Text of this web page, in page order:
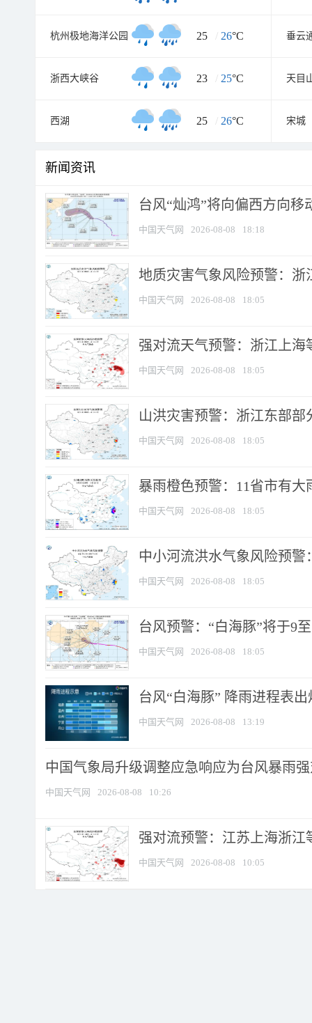
杭州极地海洋公园 25 / 26°C 垂云
浙西大峡谷 23 / 25°C 天目
西湖 25 / 26°C 宋城
新闻资讯
台风“灿鸿”将向偏西方向移
中国天气网 2026-08-08 18:18
地质灾害气象风险预警：
中国天气网 2026-08-08 18:05
强对流天气预警：浙江上海
中国天气网 2026-08-08 18:05
山洪灾害预警：浙江东部
中国天气网 2026-08-08 18:05
暴雨橙色预警：11省市有
中国天气网 2026-08-08 18:05
中小河流洪水气象风险预
中国天气网 2026-08-08 18:05
台风预警：“白海豚”将于9
中国天气网 2026-08-08 18:05
台风“白海豚” 降雨进程表
中国天气网 2026-08-08 13:19
中国气象局升级调整应急响应为台风暴雨
中国天气网 2026-08-08 10:26
强对流预警：江苏上海浙江
中国天气网 2026-08-08 10:05